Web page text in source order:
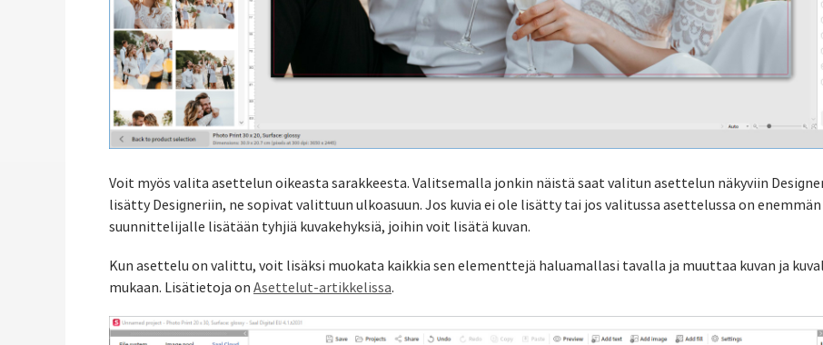
Voit myös valita asettelun oikeasta sarakkeesta. Valitsemalla jonkin näistä saat valitun asettelun näkyviin
lisätty Designeriin, ne sopivat valittuun ulkoasuun. Jos kuvia ei ole lisätty tai jos valitussa asettelussa on
suunnittelijalle lisätään tyhjiä kuvakehyksiä, joihin voit lisätä kuvan.
Kun asettelu on valittu, voit lisäksi muokata kaikkia sen elementtejä haluamallasi tavalla ja muuttaa kuvan ja
mukaan. Lisätietoja on Asettelut-artikkelissa.